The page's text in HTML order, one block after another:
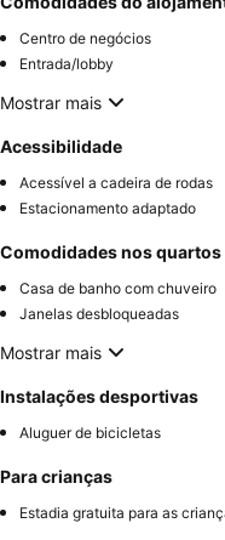
Centro de negócios
Entrada/lobby
Mostrar mais
Acessibilidade
Acessível a cadeira de rodas
Estacionamento adaptado
Comodidades nos quartos
Casa de banho com chuveiro
Janelas desbloqueadas
Mostrar mais
Instalações desportivas
Aluguer de bicicletas
Para crianças
Estadia gratuita para as